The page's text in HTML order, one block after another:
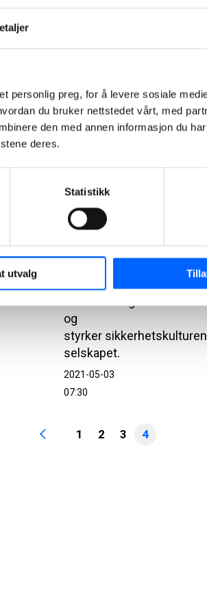
personlig preg, for å levere sosiale
du bruker nettstedet vårt, med
den med annen informasjon du
deres.
Statistikk
utvalg
miljø og
Styrker
I dag starter
NCC opp sin
årlige HMS-
uke. Det er en
og
styrker
selskapet.
2021-05-03
07:30
1 2 3 4